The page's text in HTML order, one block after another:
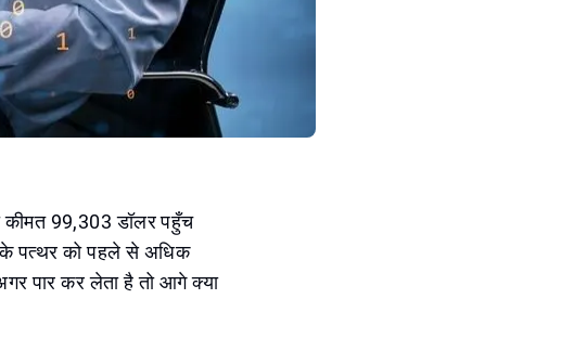
कीमत 99,303 डॉलर पहुँच
के पत्थर को पहले से अधिक
पार कर लेता है तो आगे क्या